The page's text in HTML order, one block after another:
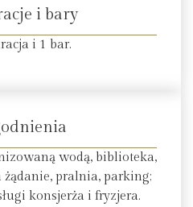
i bary
i 1 bar.
wodą, biblioteka,
pralnia, parking;
konsjerża i fryzjera.